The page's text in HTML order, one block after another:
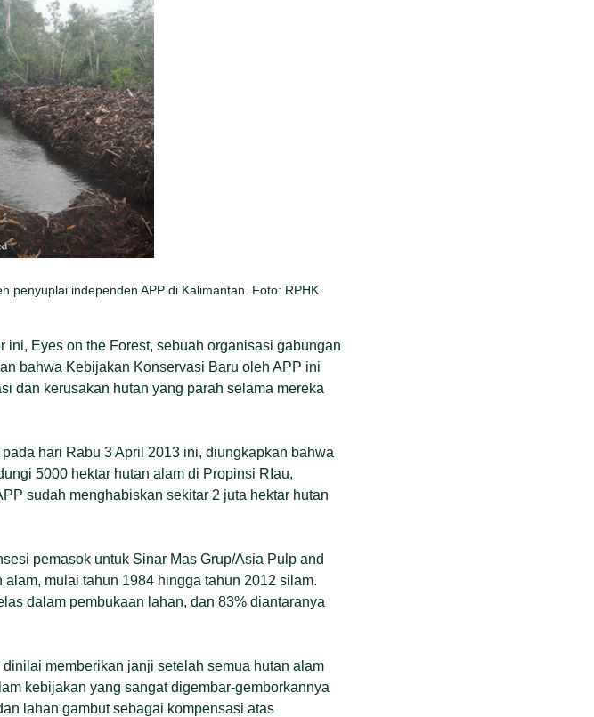
penyuplai independen APP di Kalimantan. Foto: RPHK
Eyes on the Forest, sebuah organisasi gabungan
bahwa Kebijakan Konservasi Baru oleh APP ini
dan kerusakan hutan yang parah selama mereka
hari Rabu 3 April 2013 ini, diungkapkan bahwa
5000 hektar hutan alam di Propinsi RIau,
sudah menghabiskan sekitar 2 juta hektar hutan
pemasok untuk Sinar Mas Grup/Asia Pulp and
mulai tahun 1984 hingga tahun 2012 silam.
dalam pembukaan lahan, dan 83% diantaranya
dinilai memberikan janji setelah semua hutan alam
kebijakan yang sangat digembar-gemborkannya
lahan gambut sebagai kompensasi atas